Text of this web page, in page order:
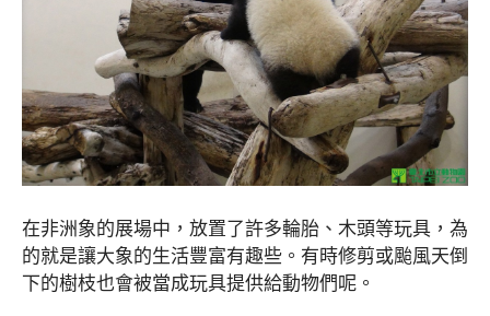
在非洲象的展場中，放置了許多輪胎、木頭等玩具，為
的就是讓大象的生活豐富有趣些。有時修剪或颱風天倒
下的樹枝也會被當成玩具提供給動物們呢。